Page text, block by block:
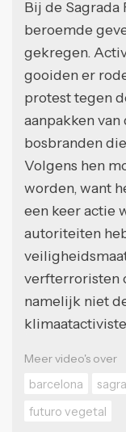
Bij de Sagrada
beroemde
gekregen.
gooiden er
protest tegen
aanpakken
bosbranden
Volgens hen
worden, want
een keer actie
autoriteiten
verfterroristen
namelijk niet
Meer video's over
barcelona
futuro vegetal